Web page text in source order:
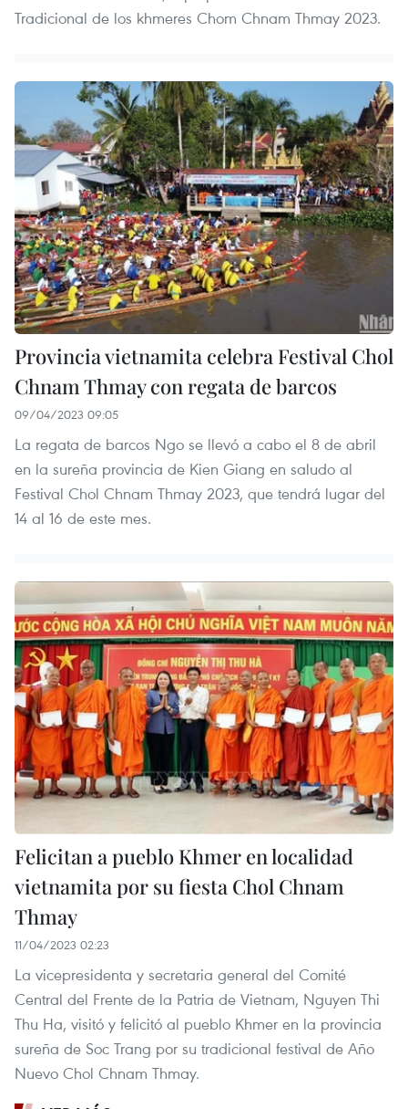
Tradicional de los khmeres Chom Chnam Thmay 2023.
Provincia vietnamita celebra Festival Chol
Chnam Thmay con regata de barcos
09/04/2023 09:05
La regata de barcos Ngo se llevó a cabo el 8 de abril
en la sureña provincia de Kien Giang en saludo al
Festival Chol Chnam Thmay 2023, que tendrá lugar del
14 al 16 de este mes.
Felicitan a pueblo Khmer en localidad
vietnamita por su fiesta Chol Chnam
Thmay
11/04/2023 02:23
La vicepresidenta y secretaria general del Comité
Central del Frente de la Patria de Vietnam, Nguyen Thi
Thu Ha, visitó y felicitó al pueblo Khmer en la provincia
sureña de Soc Trang por su tradicional festival de Año
Nuevo Chol Chnam Thmay.